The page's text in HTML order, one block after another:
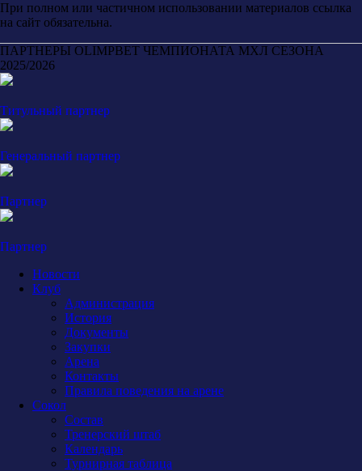
При полном или частичном использовании материалов ссылка
на сайт обязательна.
ПАРТНЕРЫ OLIMPBET ЧЕМПИОНАТА МХЛ СЕЗОНА
2025/2026
Титульный партнер
Генеральный партнер
Партнер
Партнер
Новости
Клуб
Администрация
История
Документы
Закупки
Арена
Контакты
Правила поведения на арене
Сокол
Состав
Тренерский штаб
Календарь
Турнирная таблица